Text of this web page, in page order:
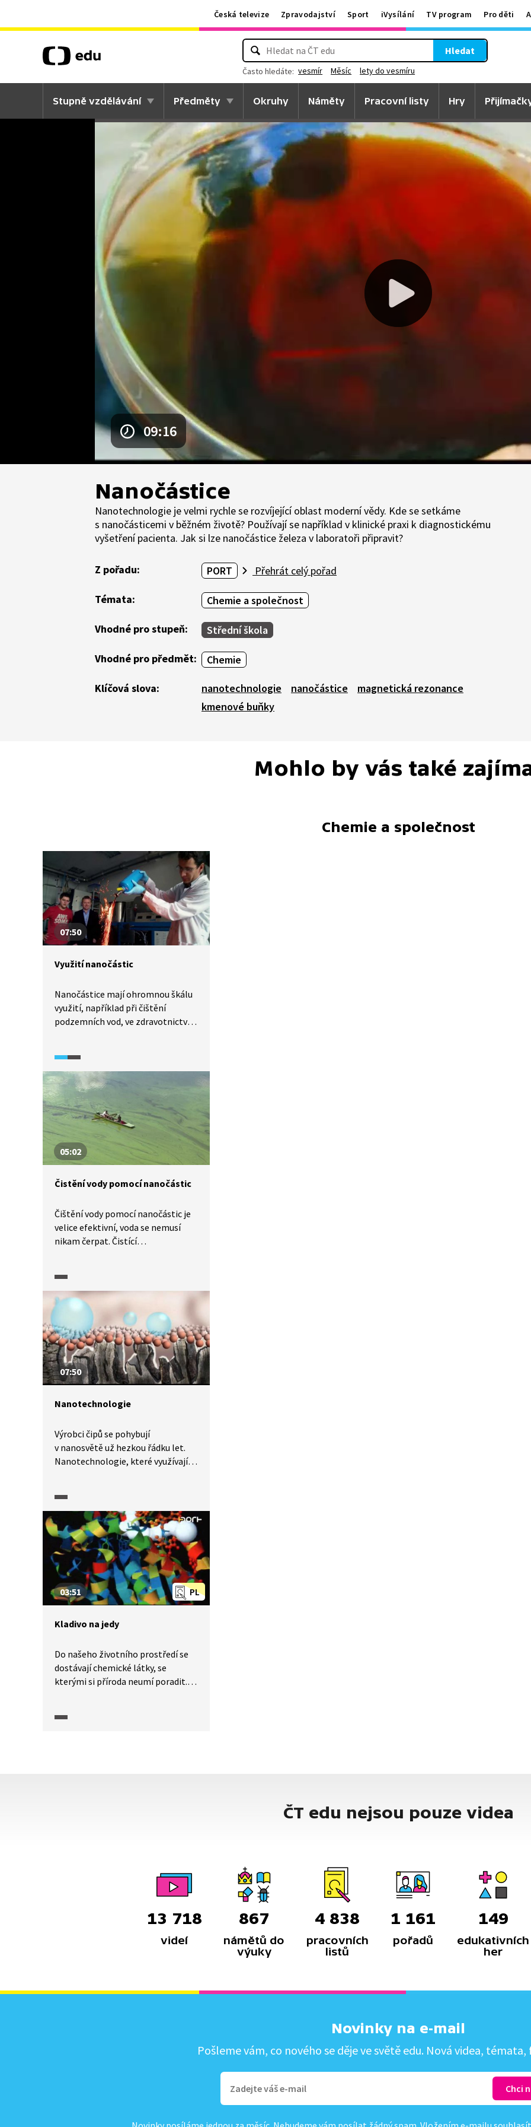
Česká televize Zpravodajství Sport iVysílání TV program Pro děti
Hledat
Často hledáte: vesmír Měsíc lety do vesmíru
Stupně vzdělávání Předměty Okruhy Náměty Pracovní listy Hry
09:16
Nanočástice
Nanotechnologie je velmi rychle se rozvíjející oblast moderní vědy. Kde se setkáme
s nanočásticemi v běžném životě? Používají se například v klinické praxi k diagnostickému
vyšetření pacienta. Jak si lze nanočástice železa v laboratoři připravit?
Z pořadu: PORT Přehrát celý pořad
Témata: Chemie a společnost
Vhodné pro stupeň: Střední škola
Vhodné pro předmět: Chemie
Klíčová slova: nanotechnologie nanočástice
magnetická rezonance
kmenové buňky
Mohlo by vás také
Chemie a společnost
07:50
Využití nanočástic
Nanočástice mají ohromnou škálu
využití, například při čištění
podzemních vod, ve zdravotnictví,
autíčko i celý vlak. Nanočástice
železa mohou hořet, nebo také
vyčistit experimentálně
zabarvenou vodu.
05:02
Čistění vody pomocí nanočástic
Čištění vody pomocí nanočástic je
velice efektivní, voda se nemusí
nikam čerpat. Čistící
příroda zná: oxidy železa. Částicemi
na bázi železa lze vyčistit vodu
zamořenou naftou a oleji. Jejich
využití je šetrné například i v boji se
sinicemi. Nanočástice
dekontaminují i vodu
kontaminovanou chlorovanými
uhlovodíky a těžkými kovy.
07:50
Nanotechnologie
Výrobci čipů se pohybují
v nanosvětě už hezkou řádku let.
Nanotechnologie, které využívají
častěji i jinými cestami.
Nanoimpregnace,
nanodeodoranty, nanostříbrné
antibakteriální přípravky,
nanoimplantáty, nanopovrchy…
To vše a mnoho dalšího nabízí
výzkum v oblasti nanočástic. Co
z něho vyplývá v praxi?
PL
03:51
Kladivo na jedy
Do našeho životního prostředí se
dostávají chemické látky, se
kterými si příroda neumí poradit.
vyvinuli enzym - rodokokus, který
ČT edu nejsou pouze videa
13 718
videí
867
námětů do
výuky
4 838
pracovních
listů
1 161
pořadů
149
edukativních
her
Novinky na e-mail
Pošleme vám, co nového se děje ve světě edu. Nová videa, témata,